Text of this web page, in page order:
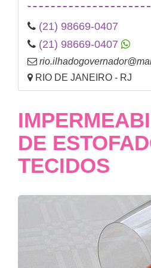
(21) 98669-0407
(21) 98669-0407
RIO DE JANEIRO - RJ
DE
TECIDOS